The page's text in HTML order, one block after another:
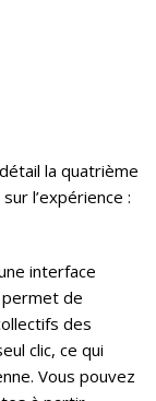
la quatrième
l’expérience :
interface
de
des
clic, ce qui
Vous pouvez